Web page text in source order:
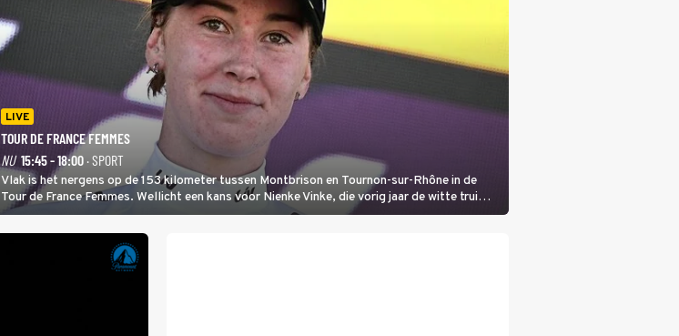
LIVE
TOUR DE FRANCE FEMMES
NU 15:45 - 18:00 · SPORT
Vlak is het nergens op de 153 kilometer tussen Montbrison en Tournon-sur-Rhône in de
Tour de France Femmes. Wellicht een kans voor Nienke Vinke, die vorig jaar de witte trui
won.